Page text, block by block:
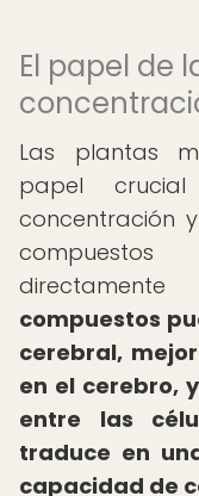
El papel de
Las plantas
papel
concentración
compuestos
cerebral,
en el cerebro,
entre las
traduce en
capacidad de